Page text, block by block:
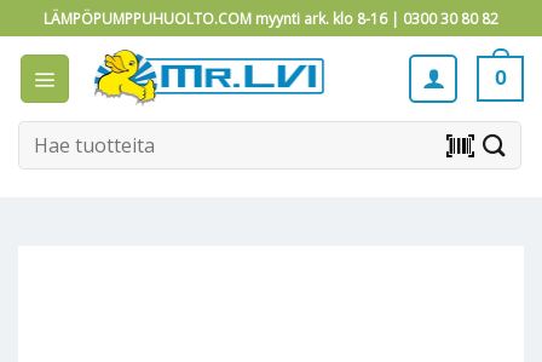
to
content
LÄMPÖPUMPPUHUOLTO.COM myynti ark. klo 8-16 | 0300 30 80 82
0
Etsi: barcode_scanner